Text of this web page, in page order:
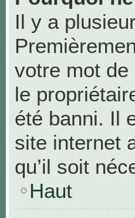
Il y a
votre mot de
le
été banni. Il
site internet
qu’il soit
Haut